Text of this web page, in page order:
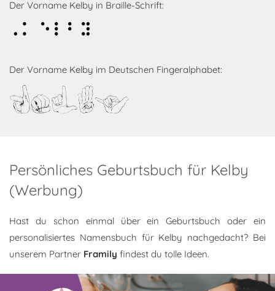
Der Vorname Kelby in Braille-Schrift:
Kelby
Der Vorname Kelby im Deutschen Fingeralphabet:
Kelby
Persönliches Geburtsbuch für Kelby
(Werbung)
Hast du schon einmal über ein Geburtsbuch oder ein
personalisiertes Namensbuch für Kelby nachgedacht? Bei
unserem Partner Framily findest du tolle Ideen.